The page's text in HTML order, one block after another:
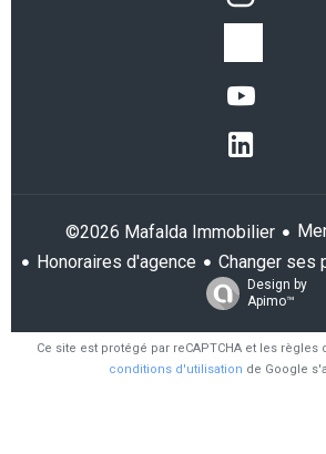
©2026 Mafalda Immobilier
Honoraires d'agence
Changer ses
Design by
Apimo™
Ce site est protégé par reCAPTCHA et les règles
conditions d'utilisation de Google